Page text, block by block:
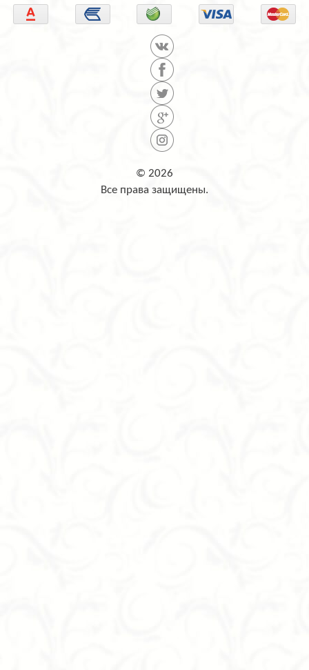
© 2026
Все права защищены.